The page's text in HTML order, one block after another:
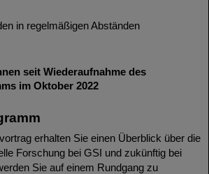
in regelmäßigen Abständen
seit Wiederaufnahme des
im Oktober 2022
erhalten Sie einen Überblick über die
Forschung bei GSI und zukünftig bei
Sie auf einem Rundgang zu